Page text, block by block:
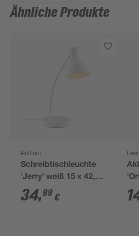
Ähnliche Produkte
Brilliant
Schreibtischleuchte
'Jerry' weiß 15 x 42,9
x 31 cm
34,99 €